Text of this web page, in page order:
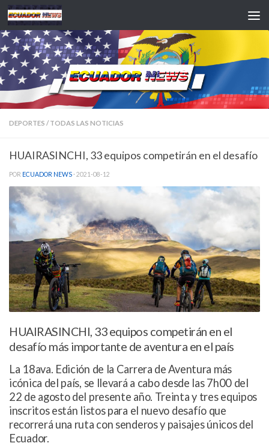
Saltar al contenido
DEPORTES / TODAS LAS NOTICIAS
HUAIRASINCHI, 33 equipos competirán en el desafío
POR ECUADOR NEWS · 2021-08-12
HUAIRASINCHI, 33 equipos competirán en el
desafío más importante de aventura en el país
La 18ava. Edición de la Carrera de Aventura más
icónica del país, se llevará a cabo desde las 7h00 del
22 de agosto del presente año. Treinta y tres equipos
inscritos están listos para el nuevo desafío que
recorrerá una ruta con senderos y paisajes únicos del
Ecuador.